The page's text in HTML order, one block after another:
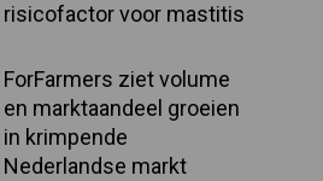
risicofactor voor mastitis
ForFarmers ziet volume
en marktaandeel groeien
in krimpende
Nederlandse markt